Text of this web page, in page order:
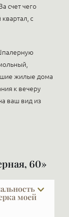
счет чего
с
жилые дома
к вечеру
ваш вид из
60»
моей